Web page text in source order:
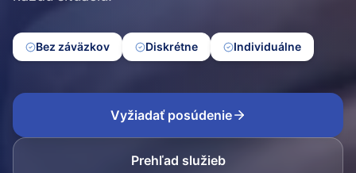
Bez záväzkov Diskrétne Individuálne
Vyžiadať posúdenie
Prehľad služieb